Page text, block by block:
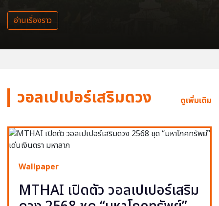
อ่านเรื่องราว
วอลเปเปอร์เสริมดวง ดูเพิ่มเติม
Wallpaper
MTHAI เปิดตัว วอลเปเปอร์เสริม